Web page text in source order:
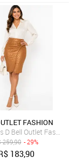
Fitas Bege
FASHION
D Bell Outlet
259,90 - 29%
183,90